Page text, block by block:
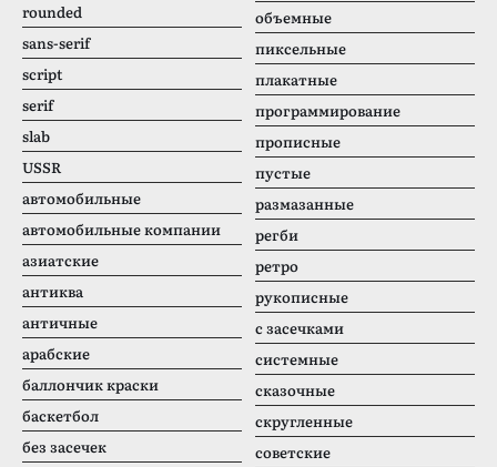
rounded
sans-serif
script
serif
slab
USSR
автомобильные
автомобильные компании
азиатские
антиква
античные
арабские
баллончик краски
баскетбол
без засечек
объемные
пиксельные
плакатные
программирование
прописные
пустые
размазанные
регби
ретро
рукописные
с засечками
системные
сказочные
скругленные
советские